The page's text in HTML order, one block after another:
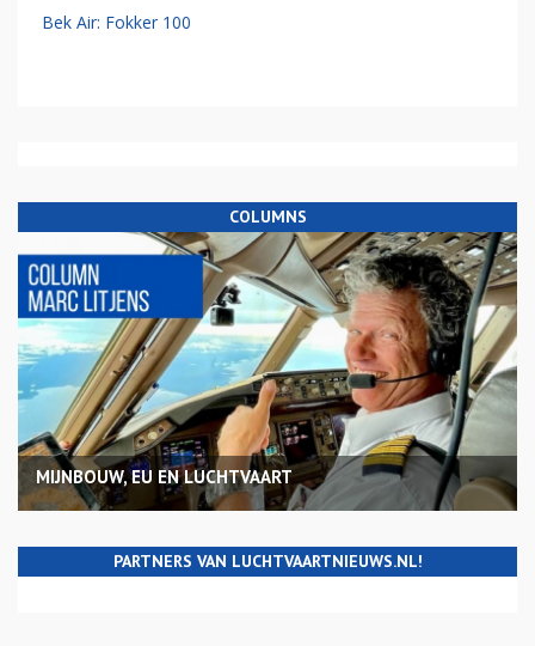
Bek Air: Fokker 100
COLUMNS
MIJNBOUW, EU EN LUCHTVAART
PARTNERS VAN LUCHTVAARTNIEUWS.NL!